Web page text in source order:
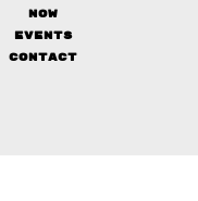
Now
Events
Contact